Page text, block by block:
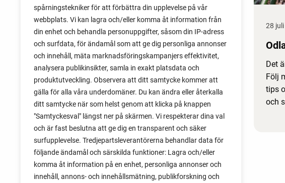
spårningstekniker för att förbättra din upplevelse på vår
webbplats. Vi kan lagra och/eller komma åt information från
din enhet och behandla personuppgifter, såsom din IP-adress
och surfdata, för ändamål som att ge dig personliga annonser
och innehåll, mäta marknadsföringskampanjers effektivitet,
analysera publikinsikter, samla in exakt platsdata och
produktutveckling. Observera att ditt samtycke kommer att
gälla för alla våra underdomäner. Du kan ändra eller återkalla
ditt samtycke när som helst genom att klicka på knappen
"Samtyckesval" längst ner på skärmen. Vi respekterar dina val
och är fast beslutna att ge dig en transparent och säker
surfupplevelse. Tredjepartsleverantörerna behandlar data för
följande ändamål och särskilda funktioner: Lagra och/eller
komma åt information på en enhet, personliga annonser och
innehåll, annons- och innehållsmätning, publikforskning och
06 augusti 2026
Sätta vitlök på våren i Sverige
Om du har tur med vädret kan det gå fint
att sätta vitlök också på våren. Men
tillförlitligast är att sätta vitlök på hösten
och vintern.
28
Det
Följ
tips
och